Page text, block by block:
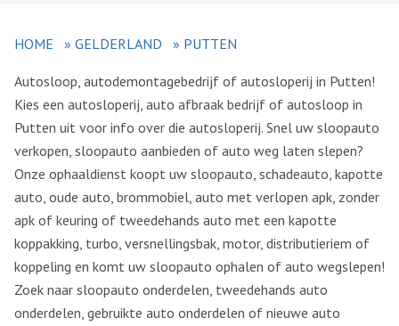
HOME » GELDERLAND » PUTTEN
Autosloop, autodemontagebedrijf of autosloperij in Putten!
Kies een autosloperij, auto afbraak bedrijf of autosloop in
Putten uit voor info over die autosloperij. Snel uw sloopauto
verkopen, sloopauto aanbieden of auto weg laten slepen?
Onze ophaaldienst koopt uw sloopauto, schadeauto, kapotte
auto, oude auto, brommobiel, auto met verlopen apk, zonder
apk of keuring of tweedehands auto met een kapotte
koppakking, turbo, versnellingsbak, motor, distributieriem of
koppeling en komt uw sloopauto ophalen of auto wegslepen!
Zoek naar sloopauto onderdelen, tweedehands auto
onderdelen, gebruikte auto onderdelen of nieuwe auto